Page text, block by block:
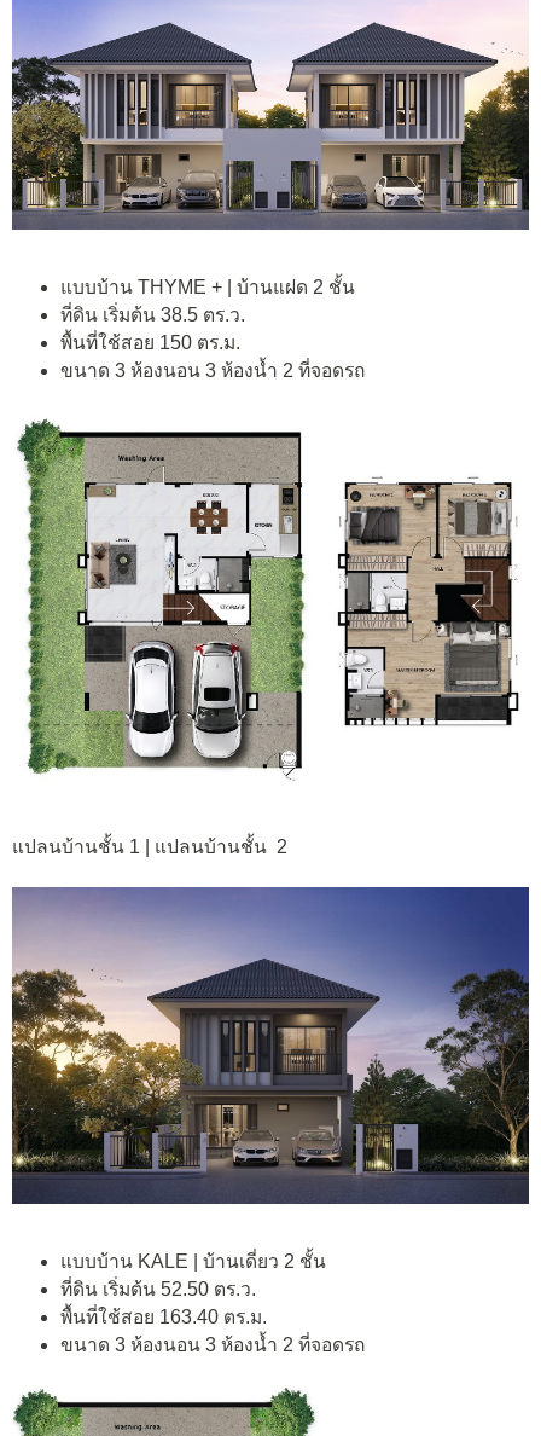
แบบบ้าน THYME + | บ้านแฝด 2 ชั้น
ที่ดิน เริ่มต้น 38.5 ตร.ว.
พื้นที่ใช้สอย 150 ตร.ม.
ขนาด 3 ห้องนอน 3 ห้องน้ำ 2 ที่จอดรถ
แปลนบ้านชั้น 1 | แปลนบ้านชั้น 2
แบบบ้าน KALE | บ้านเดี่ยว 2 ชั้น
ที่ดิน เริ่มต้น 52.50 ตร.ว.
พื้นที่ใช้สอย 163.40 ตร.ม.
ขนาด 3 ห้องนอน 3 ห้องน้ำ 2 ที่จอดรถ